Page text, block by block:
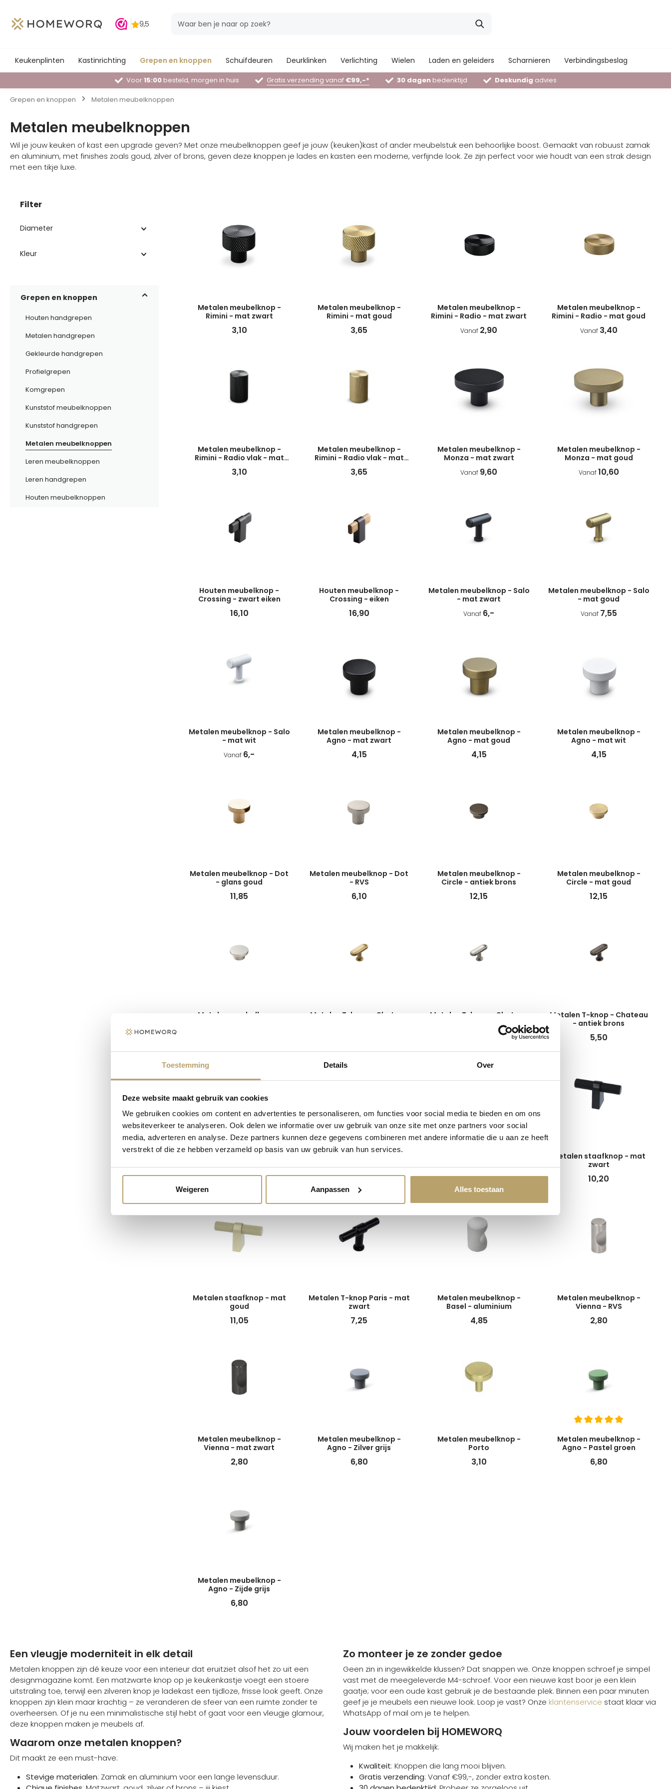
Toestemming Details Over
Deze website maakt gebruik van cookies
We gebruiken cookies om content en advertenties te personaliseren, om functies voor social media te bieden en om ons
websiteverkeer te analyseren. Ook delen we informatie over uw gebruik van onze site met onze partners voor social
media, adverteren en analyse. Deze partners kunnen deze gegevens combineren met andere informatie die u aan ze heeft
verstrekt of die ze hebben verzameld op basis van uw gebruik van hun services.
Weigeren Aanpassen Alles toestaan
Keukenplinten Kastinrichting Grepen en knoppen Schuifdeuren Deurklinken Verlichting Wielen Laden en geleiders Scharnieren Verbindingsbeslag
Voor15:00besteld, morgen in huis Gratis verzending vanaf €99,-* 30 dagenbedenktijd Deskundig advies
Grepen en knoppen Metalen meubelknoppen
Metalen meubelknoppen
Wil je jouw keuken of kast een upgrade geven? Met onze meubelknoppen geef je jouw (keuken)kast of ander meubelstuk een behoorlijke boost. Gemaakt van robuust zamak
en aluminium, met finishes zoals goud, zilver of brons, geven deze knoppen je lades en kasten een moderne, verfijnde look. Ze zijn perfect voor wie houdt van een strak design
met een tikje luxe.
Filter
Diameter
Kleur
Grepen en knoppen
Houten handgrepen
Metalen handgrepen
Gekleurde handgrepen
Profielgrepen
Komgrepen
Kunststof meubelknoppen
Kunststof handgrepen
Metalen meubelknoppen
Leren meubelknoppen
Leren handgrepen
Houten meubelknoppen
Metalen meubelknop -
Rimini - mat zwart
3,10
Metalen meubelknop -
Rimini - mat goud
3,65
Metalen meubelknop -
Rimini - Radio - mat zwart
Vanaf 2,90
Metalen meubelknop -
Rimini - Radio - mat goud
Vanaf 3,40
Metalen meubelknop -
Rimini - Radio vlak - mat
3,10
Metalen meubelknop -
Rimini - Radio vlak - mat
3,65
Metalen meubelknop -
Monza - mat zwart
Vanaf 9,60
Metalen meubelknop -
Monza - mat goud
Vanaf10,60
Houten meubelknop -
Crossing - zwart eiken
16,10
Houten meubelknop -
Crossing - eiken
16,90
Metalen meubelknop - Salo
- mat zwart
Vanaf 6,-
Metalen meubelknop - Salo
- mat goud
Vanaf 7,55
Metalen meubelknop - Salo
- mat wit
Vanaf 6,-
Metalen meubelknop -
Agno - mat zwart
4,15
Metalen meubelknop -
Agno - mat goud
4,15
Metalen meubelknop -
Agno - mat wit
4,15
Metalen meubelknop - Dot
- glans goud
11,85
Metalen meubelknop - Dot
- RVS
6,10
Metalen meubelknop -
Circle - antiek brons
12,15
Metalen meubelknop -
Circle - mat goud
12,15
Metalen meubelknop -
Metalen T-knop - Chateau
Metalen T-knop - Chateau
Metalen T-knop - Chateau
- antiek brons
5,50
Metalen meubelknop -
Chateau - Antiek brons
4,75
Chateau - mat goud
4,75
Chateau - RVS
4,55
Metalen staafknop - mat
zwart
10,20
Metalen staafknop - mat
goud
11,05
Metalen T-knop Paris - mat
zwart
7,25
Metalen meubelknop -
Basel - aluminium
4,85
Metalen meubelknop -
Vienna - RVS
2,80
Metalen meubelknop -
Vienna - mat zwart
2,80
Metalen meubelknop -
Agno - Zilver grijs
6,80
Metalen meubelknop -
Porto
3,10
Metalen meubelknop -
Agno - Pastel groen
6,80
Metalen meubelknop -
Agno - Zijde grijs
6,80
Een vleugje moderniteit in elk detail
Metalen knoppen zijn dé keuze voor een interieur dat eruitziet alsof het zo uit een
designmagazine komt. Een matzwarte knop op je keukenkastje voegt een stoere
uitstraling toe, terwijl een zilveren knop je ladekast een tijdloze, frisse look geeft. Onze
knoppen zijn klein maar krachtig – ze veranderen de sfeer van een ruimte zonder te
overheersen. Of je nu een minimalistische stijl hebt of gaat voor een vleugje glamour,
deze knoppen maken je meubels af.
Waarom onze metalen knoppen?
Dit maakt ze een must-have:
Stevige materialen: Zamak en aluminium voor een lange levensduur.
Zo monteer je ze zonder gedoe
Geen zin in ingewikkelde klussen? Dat snappen we. Onze knoppen schroef je simpel
vast met de meegeleverde M4-schroef. Voor een nieuwe kast boor je een klein
gaatje; voor een oude kast gebruik je de bestaande plek. Binnen een paar minuten
geef je je meubels een nieuwe look. Loop je vast? Onze klantenservice staat klaar via
WhatsApp of mail om je te helpen.
Jouw voordelen bij HOMEWORQ
Wij maken het je makkelijk:
Kwaliteit: Knoppen die lang mooi blijven.
Gratis verzending: Vanaf €99,-, zonder extra kosten.